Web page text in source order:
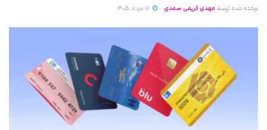
نوشته شده توسط مهدی کریمی صمدی